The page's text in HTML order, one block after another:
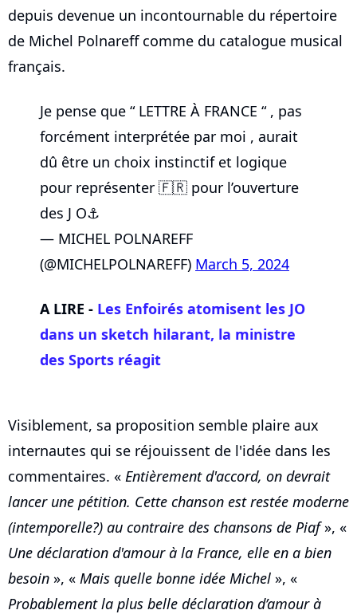
depuis devenue un incontournable du répertoire
de Michel Polnareff comme du catalogue musical
français.
Je pense que “ LETTRE À FRANCE “ , pas
forcément interprétée par moi , aurait
dû être un choix instinctif et logique
pour représenter 🇫🇷 pour l’ouverture
des J O⚓️
— MICHEL POLNAREFF
(@MICHELPOLNAREFF) March 5, 2024
A LIRE - Les Enfoirés atomisent les JO
dans un sketch hilarant, la ministre
des Sports réagit
Visiblement, sa proposition semble plaire aux
internautes qui se réjouissent de l'idée dans les
commentaires. « Entièrement d'accord, on devrait
lancer une pétition. Cette chanson est restée moderne
(intemporelle?) au contraire des chansons de Piaf», «
Une déclaration d'amour à la France, elle en a bien
besoin », « Mais quelle bonne idée Michel », «
Probablement la plus belle déclaration d’amour à